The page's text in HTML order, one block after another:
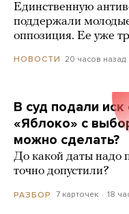
Единственную
поддержали
оппозиция. Ее уже
НОВОСТИ 20 часов назад
В суд подали
«Яблоко» с
можно сделать?
До какой даты надо
точно допустили?
РАЗБОР 7 карточек 18